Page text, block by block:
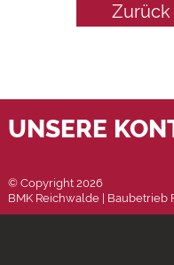
UNSERE
© Copyright 2026
BMK Reichwalde | Baubetrieb